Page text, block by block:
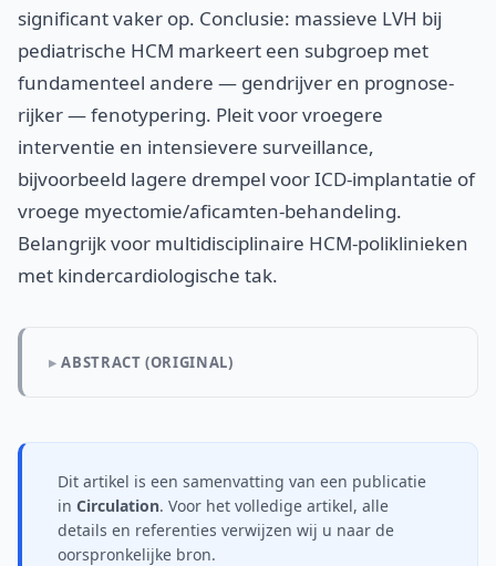
significant vaker op. Conclusie: massieve LVH bij
pediatrische HCM markeert een subgroep met
fundamenteel andere — gendrijver en prognose-
rijker — fenotypering. Pleit voor vroegere
interventie en intensievere surveillance,
bijvoorbeeld lagere drempel voor ICD-implantatie of
vroege myectomie/aficamten-behandeling.
Belangrijk voor multidisciplinaire HCM-poliklinieken
met kindercardiologische tak.
ABSTRACT (ORIGINAL)
Dit artikel is een samenvatting van een publicatie
in Circulation. Voor het volledige artikel, alle
details en referenties verwijzen wij u naar de
oorspronkelijke bron.